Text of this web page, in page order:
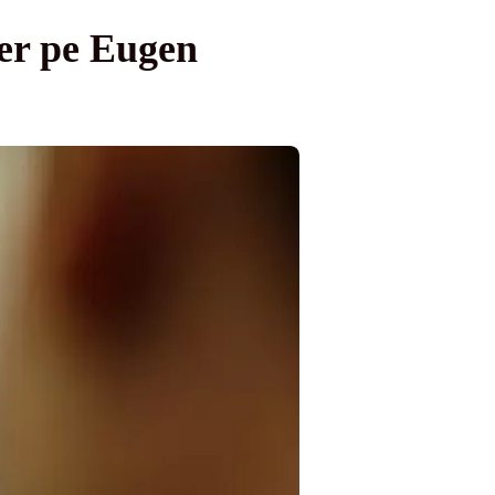
pe Eugen